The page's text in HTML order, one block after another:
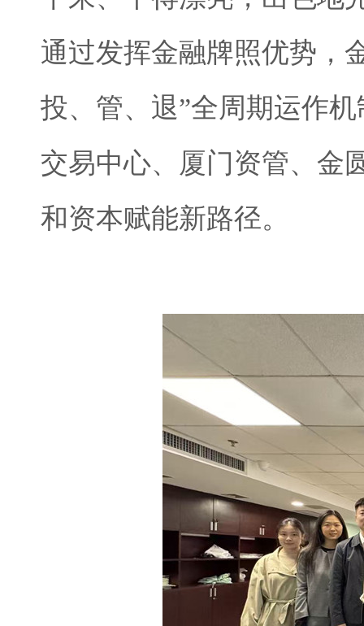
通过发挥金融牌照优势，
投、管、退”全周期运作
交易中心、厦门资管、金
和资本赋能新路径。